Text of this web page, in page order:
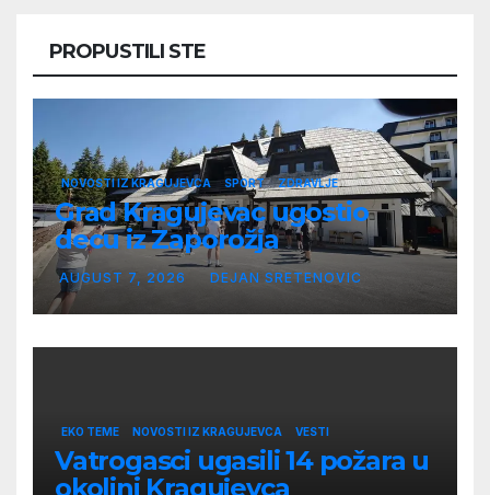
PROPUSTILI STE
NOVOSTI IZ KRAGUJEVCA SPORT ZDRAVLJE
Grad Kragujevac ugostio
decu iz Zaporožja
AUGUST 7, 2026 DEJAN SRETENOVIC
EKO TEME NOVOSTI IZ KRAGUJEVCA VESTI
Vatrogasci ugasili 14 požara u
okolini Kragujevca